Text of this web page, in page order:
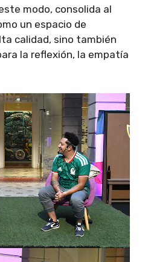
modo, consolida al
un espacio de
calidad, sino también
la reflexión, la empatía